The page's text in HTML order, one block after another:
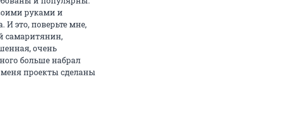
руками и
И это, поверьте мне,
самаритянин,
очень
больше набрал
проекты сделаны